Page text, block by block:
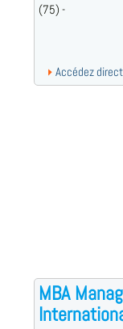
(75) -
Accédez
MBA